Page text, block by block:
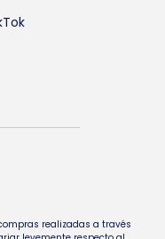
realizadas a través